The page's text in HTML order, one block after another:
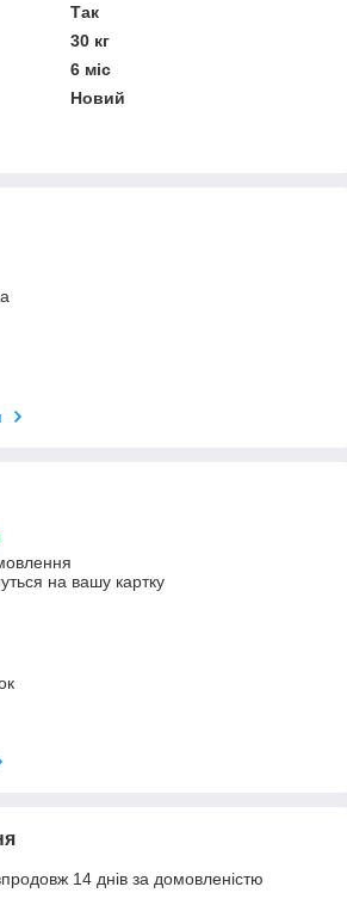
Так
30 кг
6 міс
Новий
на вашу картку
14 днів за домовленістю